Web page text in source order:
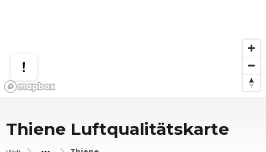
Thiene Luftqualitätskarte